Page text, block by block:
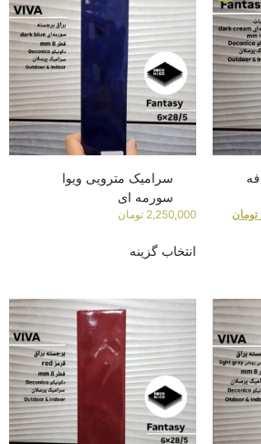
تومان
سرامیک مترویی ویوا
سورمه ای
2,250,000 تومان
انتخاب گزینه